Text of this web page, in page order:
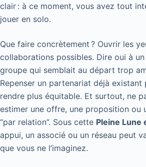
clair : à ce moment, vous avez tout
jouer en solo.
Que faire concrètement ? Ouvrir les
collaborations possibles. Dire oui à
groupe qui semblait au départ trop
Repenser un partenariat déjà existant
rendre plus équitable. Et surtout, ne
estimer une offre, une proposition ou
“par relation”. Sous cette Pleine Lune
appui, un associé ou un réseau peut
que vous ne l’imaginez.